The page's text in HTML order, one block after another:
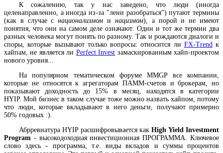
К сожалению, так у нас заведено, что люди (иногда
целенаправленно, а иногда из-за "лени разобраться") путают термины
(как в случае снационализмом и нацизмом), а порой и не имеют
понятия, что они на самом деле означают. Один и тот же термин два
разных человека могут понять по разному. Так и рождаются диалоги и
споры, которые вызывают только вопросы: относится ли FX-Trend к
хайпам, не является ли Perfect Invest замаскированным хайп-проектом
нового уровня...
На популярном тематическом форуме MMGP все компании,
которые не относятся к агрегаторам ПАММ-счетов и брокерам, но
показывают доходность до 15% в месяц, находятся в категории
HYIP. Мой бизнес в таком случае тоже можно назвать хайпом, потому
что люди, которые вкладывают в него деньги, получают примерно
50% годовых :).
Абрревиатура HYIP расшифровывается какHigh Yield Investment
Program - высокодоходная инвестиционная ПРОГРАММА. Ключевое
слово здесь - программа, т.е. виды вкладов и суммы процентов